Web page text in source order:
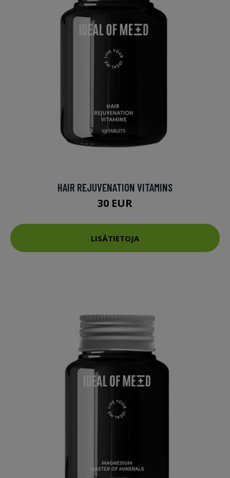
HAIR REJUVENATION VITAMINS
30 EUR
LISÄTIETOJA